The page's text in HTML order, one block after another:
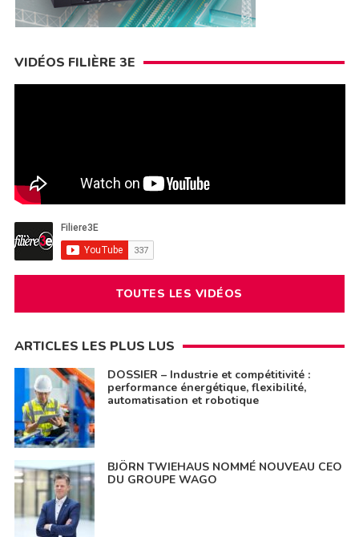
VIDÉOS FILIÈRE 3E
TOUTES LES VIDÉOS
ARTICLES LES PLUS LUS
DOSSIER – Industrie et compétitivité :
performance énergétique, flexibilité,
automatisation et robotique
BJÖRN TWIEHAUS NOMMÉ NOUVEAU CEO
DU GROUPE WAGO